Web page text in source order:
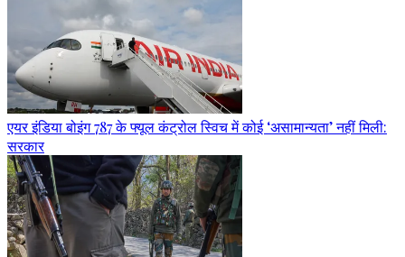
एयर इंडिया बोइंग 787 के फ्यूल कंट्रोल स्विच में कोई ‘असामान्यता’ नहीं मिली:
सरकार